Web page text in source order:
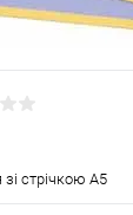
стрічкою A5